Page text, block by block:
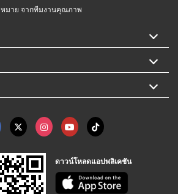
หมาย จากทีมงานคุณภาพ
ดาวน์โหลดแอปพลิเคชัน